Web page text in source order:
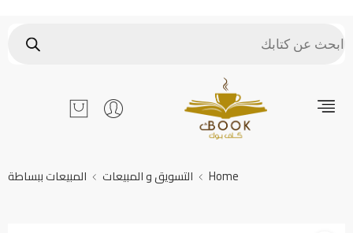
Home التسويق و المبيعات المبيعات ببساطة